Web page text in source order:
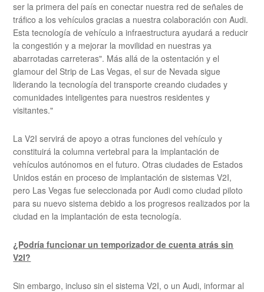
ser la primera del país en conectar nuestra red de señales de
tráfico a los vehículos gracias a nuestra colaboración con Audi.
Esta tecnología de vehículo a infraestructura ayudará a reducir
la congestión y a mejorar la movilidad en nuestras ya
abarrotadas carreteras". Más allá de la ostentación y el
glamour del Strip de Las Vegas, el sur de Nevada sigue
liderando la tecnología del transporte creando ciudades y
comunidades inteligentes para nuestros residentes y
visitantes."
La V2I servirá de apoyo a otras funciones del vehículo y
constituirá la columna vertebral para la implantación de
vehículos autónomos en el futuro. Otras ciudades de Estados
Unidos están en proceso de implantación de sistemas V2I,
pero Las Vegas fue seleccionada por Audi como ciudad piloto
para su nuevo sistema debido a los progresos realizados por la
ciudad en la implantación de esta tecnología.
¿Podría funcionar un temporizador de cuenta atrás sin
V2I?
Sin embargo, incluso sin el sistema V2I, o un Audi, informar al